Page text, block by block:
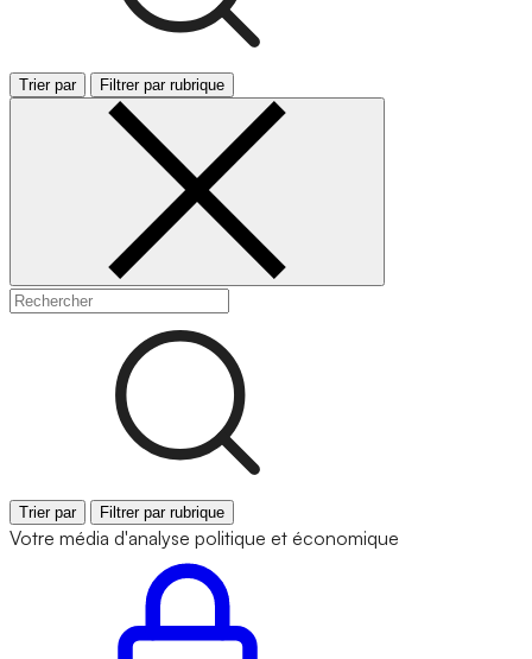
Trier par Filtrer par rubrique
Trier par Filtrer par rubrique
Votre média d'analyse politique et économique